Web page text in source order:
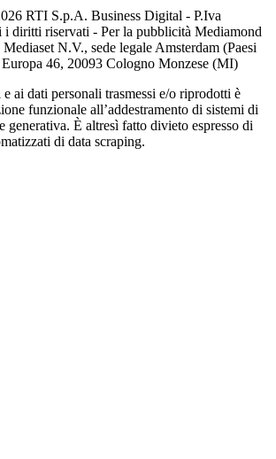
RTI S.p.A. Business Digital - P.Iva
i diritti riservati - Per la pubblicità Mediamond
N.V., sede legale Amsterdam (Paesi
46, 20093 Cologno Monzese (MI)
ai dati personali trasmessi e/o riprodotti è
funzionale all’addestramento di sistemi di
generativa. È altresì fatto divieto espresso di
di data scraping.